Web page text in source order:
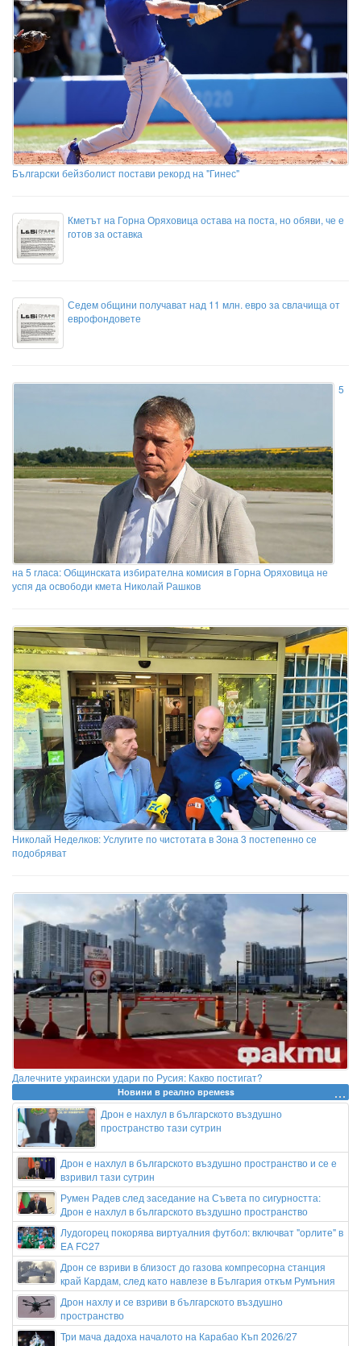
Български бейзболист постави рекорд на "Гинес"
Кметът на Горна Оряховица остава на поста, но обяви, че е
готов за оставка
Седем общини получават над 11 млн. евро за свлачища от
еврофондовете
5
на 5 гласа: Общинската избирателна комисия в Горна Оряховица не
успя да освободи кмета Николай Рашков
Николай Неделков: Услугите по чистотата в Зона 3 постепенно се
подобряват
Далечните украински удари по Русия: Какво постигат?
Новини в реално времеss
Дрон е нахлул в българското въздушно
пространство тази сутрин
Дрон е нахлул в българското въздушно пространство и се е
взривил тази сутрин
Румен Радев след заседание на Съвета по сигурността:
Дрон е нахлул в българското въздушно пространство
Лудогорец покорява виртуалния футбол: включват "орлите" в
EA FC27
Дрон се взриви в близост до газова компресорна станция
край Кардам, след като навлезе в България откъм Румъния
Дрон нахлу и се взриви в българското въздушно
пространство
Три мача дадоха началото на Карабао Къп 2026/27